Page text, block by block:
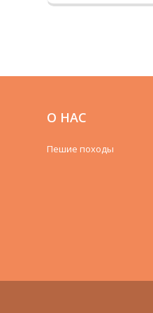
получить
О НАС
Пешие походы